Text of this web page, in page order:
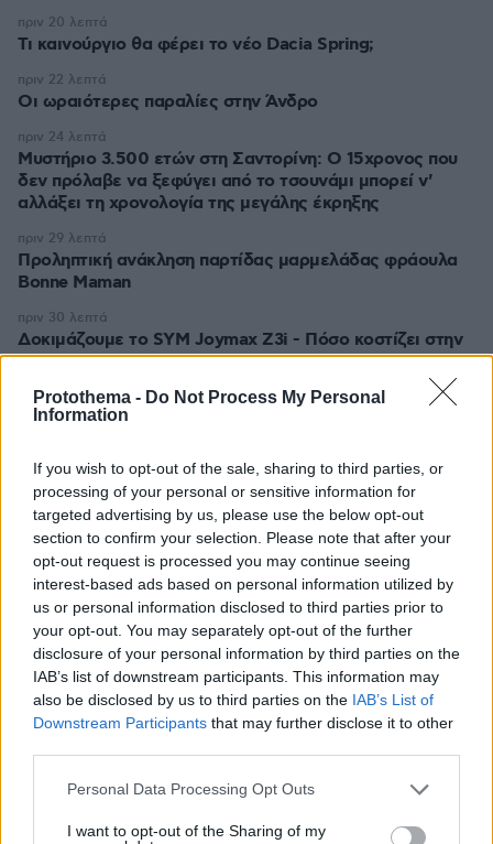
Protothema - Do Not Process My Personal
Information
If you wish to opt-out of the sale, sharing to third parties, or
processing of your personal or sensitive information for
targeted advertising by us, please use the below opt-out
section to confirm your selection. Please note that after your
opt-out request is processed you may continue seeing
interest-based ads based on personal information utilized by
us or personal information disclosed to third parties prior to
your opt-out. You may separately opt-out of the further
disclosure of your personal information by third parties on the
IAB’s list of downstream participants. This information may
also be disclosed by us to third parties on the IAB’s List of
Downstream Participants that may further disclose it to other
Please note that this website/app uses one or more Google
not limited to your visit or usage behaviour. You may click to
Personal Data Processing Opt Outs
I want to opt-out of the Sharing of my
Τι καινούργιο θα φέρει το νέο Dacia Spring;
πριν 20 λεπτά
Οι ωραιότερες παραλίες στην Άνδρο
πριν 22 λεπτά
Μυστήριο 3.500 ετών στη Σαντορίνη: Ο 15χρονος που
δεν πρόλαβε να ξεφύγει από το τσουνάμι μπορεί ν'
αλλάξει τη χρονολογία της μεγάλης έκρηξης
πριν 24 λεπτά
Προληπτική ανάκληση παρτίδας μαρμελάδας φράουλα
Bonne Maman
πριν 29 λεπτά
Δοκιμάζουμε το SYM Joymax Z3i - Πόσο κοστίζει στην
Ελλάδα;
πριν 30 λεπτά
Τελικά τι είναι το κουσκούς: Δημητριακό ή ζυμαρικό;
πριν 32 λεπτά
Το κόλπο για να ανοίγουν και να κλείνουν εύκολα τα
πλαστικά μπουκάλια με το νερό
ΔΕΙΤΕ ΟΛΕΣ ΤΙΣ ΕΙΔΗΣΕΙΣ
ΤΑ ΠΙΟ ΔΗΜΟΦΙΛΗ